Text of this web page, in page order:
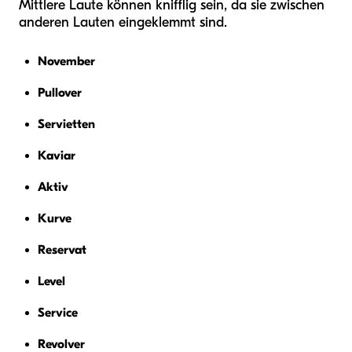
Mittlere Laute können knifflig sein, da sie zwischen
anderen Lauten eingeklemmt sind.
November
Pullover
Servietten
Kaviar
Aktiv
Kurve
Reservat
Level
Service
Revolver